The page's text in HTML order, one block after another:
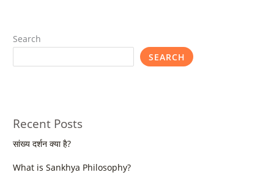
Search
SEARCH
Recent Posts
सांख्य दर्शन क्या है?
What is Sankhya Philosophy?